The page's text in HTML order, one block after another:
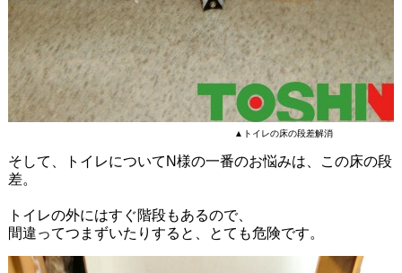
▲トイレの床の段差解消
そして、トイレについてN様の一番のお悩みは、この床の段
差。
トイレの外にはすぐ階段もあるので、
間違ってつまずいたりすると、とても危険です。